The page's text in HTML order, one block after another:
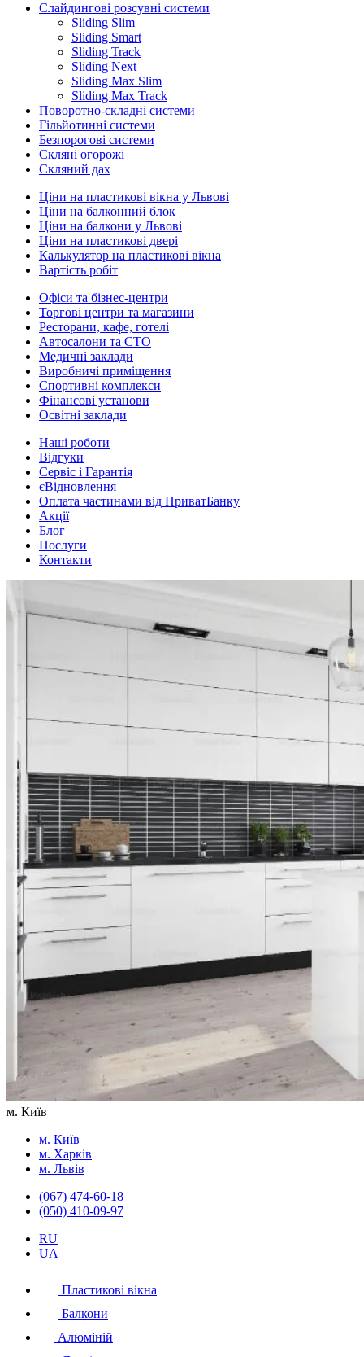
Слайдингові розсувні системи
Sliding Slim
Sliding Smart
Sliding Track
Sliding Next
Sliding Max Slim
Sliding Max Track
Поворотно-складні системи
Гільйотинні системи
Безпорогові системи
Скляні огорожі
Скляний дах
Ціни на пластикові вікна у Львові
Ціни на балконний блок
Ціни на балкони у Львові
Ціни на пластикові двері
Калькулятор на пластикові вікна
Вартість робіт
Офіси та бізнес-центри
Торгові центри та магазини
Ресторани, кафе, готелі
Автосалони та СТО
Медичні заклади
Виробничі приміщення
Спортивні комплекси
Фінансові установи
Освітні заклади
Наші роботи
Відгуки
Сервіс і Гарантія
єВідновлення
Оплата частинами від ПриватБанку
Акції
Блог
Послуги
Контакти
м. Київ
м. Київ
м. Харків
м. Львів
(067) 474-60-18
(050) 410-09-97
RU
UA
Пластикові вікна
Балкони
Алюміній